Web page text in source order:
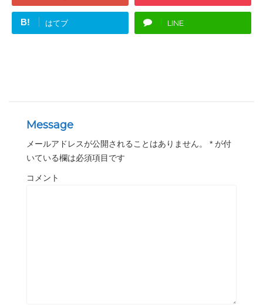
B! はてブ LINE
Message
メールアドレスが公開されることはありません。 * が付
いている欄は必須項目です
コメント